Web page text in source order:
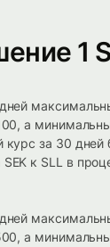
1
а
курс за 30
к SLL в
а